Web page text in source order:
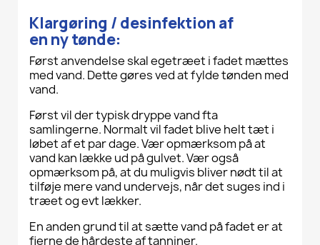
Klargøring / desinfektion af
en nytønde:
Først anvendelse skal egetræet i fadet mættes
med vand. Dette gøres ved at fylde tønden med
vand.
Først vil der typisk dryppe vand fta
samlingerne. Normalt vil fadet blive helt tæt i
løbet af et par dage. Vær opmærksom på at
vand kan lække ud på gulvet. Vær også
opmærksom på, at du muligvis bliver nødt til at
tilføje mere vand undervejs, når det suges ind i
træet og evt lækker.
En anden grund til at sætte vand på fadet er at
fjerne de hårdeste af tanniner.